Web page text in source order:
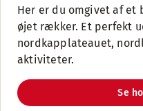
Her er du omgivet af et
øjet rækker. Et perfekt
nordkapplateauet,
aktiviteter.
Se